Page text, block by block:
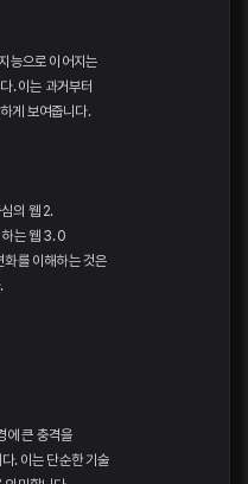
능으로 이어지는
. 이는 과거부터
게 보여줍니다.
의 웹 2.
는 웹 3. 0
화를 이해하는 것은
에 큰 충격을
. 이는 단순한 기술